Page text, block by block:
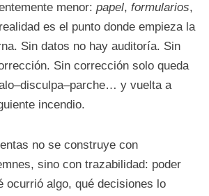
menor:papel,formularios,
es el punto donde empieza la
Sin datos no hay auditoría. Sin
Sin corrección solo queda
y vuelta a
incendio.
no se construye con
sino con trazabilidad: poder
ocurrió algo, qué decisiones lo